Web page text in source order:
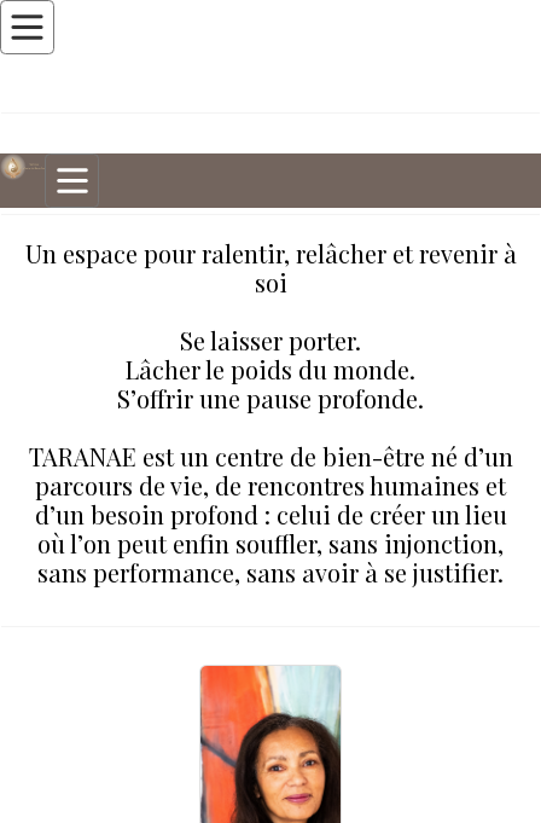
Un espace pour ralentir, relâcher et revenir à
soi
Se laisser porter.
Lâcher le poids du monde.
S’offrir une pause profonde.
TARANAE est un centre de bien‑être né d’un
parcours de vie, de rencontres humaines et
d’un besoin profond : celui de créer un lieu
où l’on peut enfin souffler, sans injonction,
sans performance, sans avoir à se justifier.